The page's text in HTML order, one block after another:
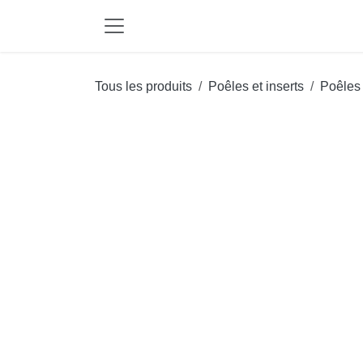
Tous les produits Poêles et inserts